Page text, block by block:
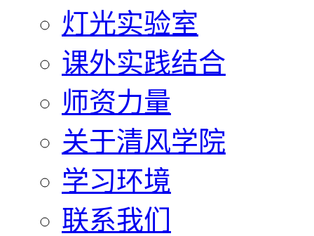
灯光实验室
课外实践结合
师资力量
关于清风学院
学习环境
联系我们